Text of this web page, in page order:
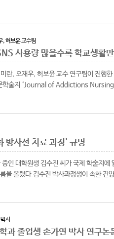
, 허보윤 교수팀
사용량 많을수록 학교생활
란, 오재우, 허보윤 교수 연구팀이 진행
학술지 ‘Journal of Addictions
방사선 치료 과정' 규명
중인 대학원생 김수진 씨가 국제 학술지
을 올렸다.김수진 박사과정생이 속한 건
사
과 졸업생 손가연 박사 연구논